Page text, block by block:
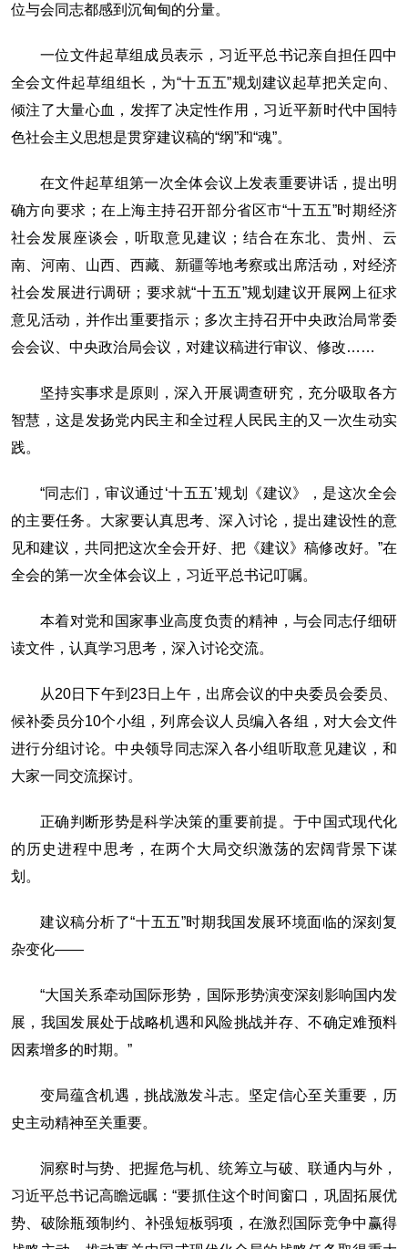
位与会同志都感到沉甸甸的分量。
一位文件起草组成员表示，习近平总书记亲自担任四中
全会文件起草组组长，为“十五五”规划建议起草把关定向、
倾注了大量心血，发挥了决定性作用，习近平新时代中国特
色社会主义思想是贯穿建议稿的“纲”和“魂”。
在文件起草组第一次全体会议上发表重要讲话，提出明
确方向要求；在上海主持召开部分省区市“十五五”时期经济
社会发展座谈会，听取意见建议；结合在东北、贵州、云
南、河南、山西、西藏、新疆等地考察或出席活动，对经济
社会发展进行调研；要求就“十五五”规划建议开展网上征求
意见活动，并作出重要指示；多次主持召开中央政治局常委
会会议、中央政治局会议，对建议稿进行审议、修改……
坚持实事求是原则，深入开展调查研究，充分吸取各方
智慧，这是发扬党内民主和全过程人民民主的又一次生动实
践。
“同志们，审议通过‘十五五’规划《建议》，是这次全会
的主要任务。大家要认真思考、深入讨论，提出建设性的意
见和建议，共同把这次全会开好、把《建议》稿修改好。”在
全会的第一次全体会议上，习近平总书记叮嘱。
本着对党和国家事业高度负责的精神，与会同志仔细研
读文件，认真学习思考，深入讨论交流。
从20日下午到23日上午，出席会议的中央委员会委员、
候补委员分10个小组，列席会议人员编入各组，对大会文件
进行分组讨论。中央领导同志深入各小组听取意见建议，和
大家一同交流探讨。
正确判断形势是科学决策的重要前提。于中国式现代化
的历史进程中思考，在两个大局交织激荡的宏阔背景下谋
划。
建议稿分析了“十五五”时期我国发展环境面临的深刻复
杂变化——
“大国关系牵动国际形势，国际形势演变深刻影响国内发
展，我国发展处于战略机遇和风险挑战并存、不确定难预料
因素增多的时期。”
变局蕴含机遇，挑战激发斗志。坚定信心至关重要，历
史主动精神至关重要。
洞察时与势、把握危与机、统筹立与破、联通内与外，
习近平总书记高瞻远瞩：“要抓住这个时间窗口，巩固拓展优
势、破除瓶颈制约、补强短板弱项，在激烈国际竞争中赢得